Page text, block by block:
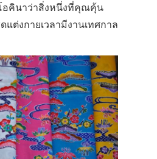
อคินาว่าสิ่งหนึ่งที่คุณคุ้น
แต่งกายเวลามีงานเทศกาล